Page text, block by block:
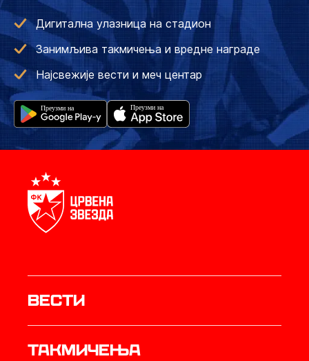
Дигитална улазница на стадион
Занимљива такмичења и вредне награде
Најсвежије вести и меч центар
Вести
Такмичења